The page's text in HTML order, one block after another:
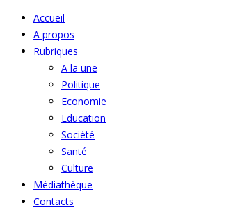
Accueil
A propos
Rubriques
A la une
Politique
Economie
Education
Société
Santé
Culture
Médiathèque
Contacts